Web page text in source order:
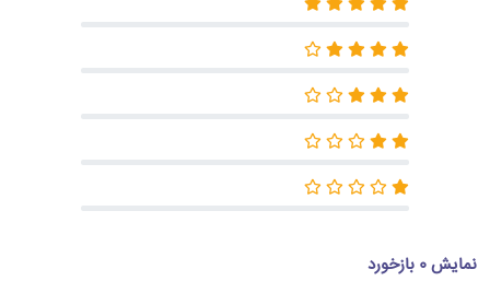
نمایش 0 بازخورد